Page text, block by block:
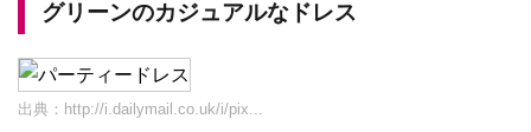
グリーンのカジュアルなドレス
出典： http://i.dailymail.co.uk/i/pix...